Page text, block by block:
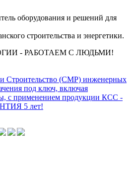
оборудования и решений для
строительства и энергетики.
- РАБОТАЕМ С ЛЮДЬМИ!
Cтроительство (СМР) инженерных
под ключ, включая
с применением продукции КСС -
5 лет!